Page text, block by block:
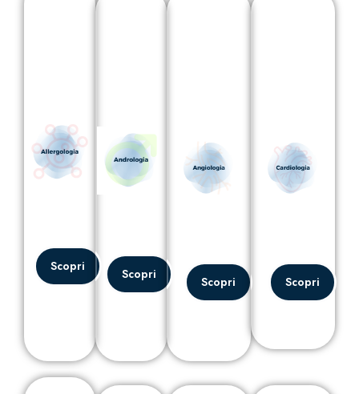
Scopri Scopri Scopri Scopri